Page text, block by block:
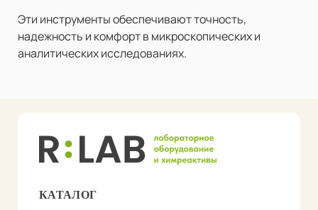
Эти инструменты обеспечивают точность,
надежность и комфорт в микроскопических и
аналитических исследованиях.
КАТАЛОГ